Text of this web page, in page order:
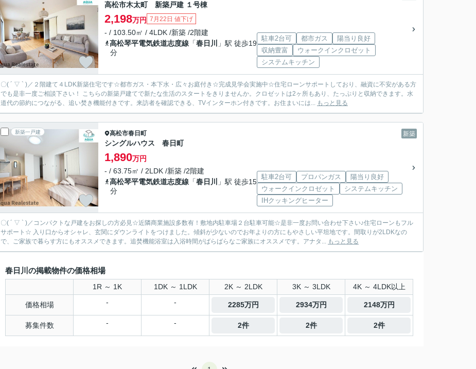
高松市木太町 新築戸建 １号棟
2,198万円 7月22日 値下げ
- / 103.50㎡ / 4LDK /新築 /2階建
高松琴平電気鉄道志度線 「春日川
」駅 徒歩19
分
駐車2台可 都市ガス
陽当り良好
収納豊富
ウォークインクロゼット
システムキッチン
〇( ´ ▽ ` )／２階建て４LDK新築住宅です☆都市ガス・本下水・広々お庭付き☆完成見学会実施中☆住宅ローンサポートしており、融資に不安がある方
でも是非一度ご相談下さい！ こちらの新築戸建てで新たな生活のスタートをきりませんか。クロゼットは2ヶ所もあり、たっぷりと収納できます。水
道代の節約につながる、追い焚き機能付きです。来訪者を確認できる、TVインターホン付きです。お住まいには... もっと見る
新築一戸建 新築
高松市春日町
シングルハウス 春日町
1,890万円
- / 63.75㎡ / 2LDK /新築 /2階建
高松琴平電気鉄道志度線 「春日川
」駅 徒歩15
分
駐車2台可 プロパンガス
陽当り良好
ウォークインクロゼット
システムキッチン
IHクッキングヒーター
〇( ´ ▽ ` )／コンパクトな戸建をお探しの方必見☆近隣商業施設多数有！敷地内駐車場２台駐車可能☆是非一度お問い合わせ下さい♪住宅ローンもフル
サポート☆ 入り口からオシャレ、玄関にダウンライトをつけました。傾斜が少ないのでお年よりの方にもやさしい平坦地です。間取りが2LDKなの
で、ご家族で暮らす方にもオススメできます。追焚機能浴室は入浴時間がばらばらなご家族にオススメです。アナタ... もっと見る
春日川の掲載物件の価格相場
1R ～ 1K 1DK ～ 1LDK 2K ～ 2LDK 3K ～ 3LDK 4K ～ 4LDK以上
価格相場 - - 2285万円 2934万円 2148万円
募集件数 - - 2件 2件 2件